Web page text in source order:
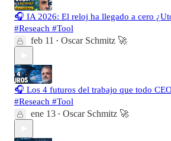
🎧 IA 2026: El reloj ha llegado a cero
#Reseach #Tool
feb 11 • Oscar Schmitz 🚀
🎧 Los 4 futuros del trabajo que todo
#Reseach #Tool
ene 13 • Oscar Schmitz 🚀